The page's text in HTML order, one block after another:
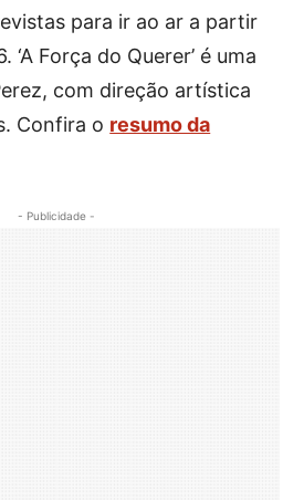
para ir ao ar a partir
‘A Força do Querer’ é uma
com direção artística
Confira o resumo da
- Publicidade -